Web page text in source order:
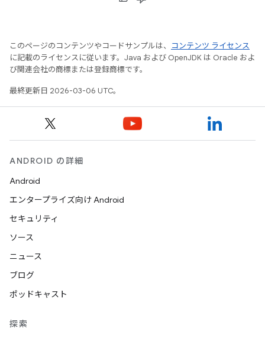
このページのコンテンツやコードサンプルは、
コンテンツ ライセンス
に記載のライセンスに従います。Java および OpenJDK は Oracle およ
び関連会社の商標または登録商標です。
最終更新日 2026-03-06 UTC。
ANDROID の詳細
Android
エンタープライズ向け Android
セキュリティ
ソース
ニュース
ブログ
ポッドキャスト
探索